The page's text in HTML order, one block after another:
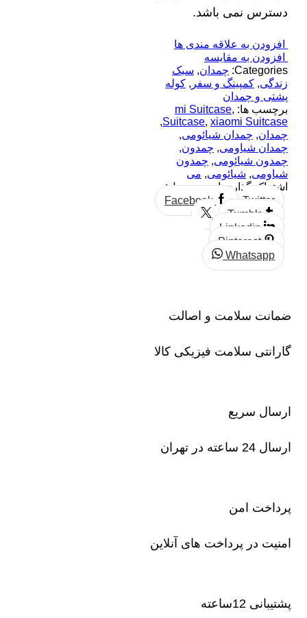
دسترس نمی باشد.
افزودن به علاقه مندی ها
افزودن به مقایسه
Categories: چمدان, سبک
زندگی, کمپینگ و سفر , کوله
پشتی و چمدان
برچسب ها: mi Suitcase,
Suitcase, xiaomi Suitcase
,
چمدان, چمدان شیائومی,
چمدان شیاومی, چمدون,
چمدون شیائومی, چمدون
شیاومی, شیائومی, می
اشتراک گذاری این محصول:
Facebook
Twitter
Tumblr
Linkedin
Pinterest
Whatsapp
ضمانت سلامت و اصالت
گارانتی سلامت فیزیکی کالا
ارسال سریع
ارسال 24 ساعته در تهران
پرداخت امن
امنیت در پرداخت های آنلاین
پشتیبانی 12ساعته